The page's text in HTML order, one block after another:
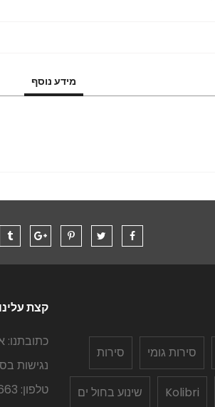
מידע נוסף
סירות גומי סירות
Kolibri שינוע בחול ים
קצת עלינו
כתובתנו: אוניון
נגישות
טלפון: 08-8677663